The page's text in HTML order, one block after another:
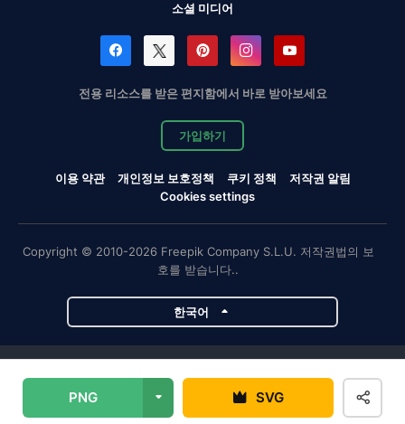
PNG SVG
소셜 미디어
전용 리소스를 받은 편지함에서 바로 받아보세요
가입하기
이용 약관 개인정보 보호정책 쿠키 정책
저작권 알림
Cookies settings
Copyright © 2010-2026 Freepik Company S.L.U. 저작권법의 보
호를 받습니다..
한국어